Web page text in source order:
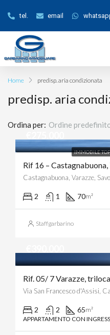
tel. email
Home predisp. aria condizionata
predisp. aria
Ordina per: Ordine
IMMOBILE
Castagnabuona, Varazze,
2 1 70m²
Staffgarbarino
Rif. 05/ 7 Varazze,
2 2 65m²
APPARTAMENTO CON